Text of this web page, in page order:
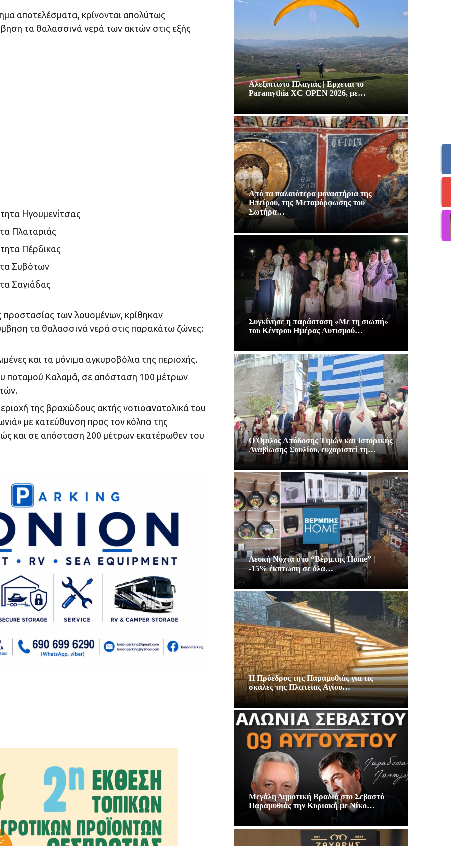
αποτελέσματα, κρίνονται απολύτως
τα θαλασσινά νερά των ακτών στις εξής
Ηγουμενίτσας
Πλαταριάς
Πέρδικας
Συβότων
Σαγιάδας
προστασίας των λουομένων, κρίθηκαν
τα θαλασσινά νερά στις παρακάτω ζώνες:
και τα μόνιμα αγκυροβόλια της περιοχής.
ποταμού Καλαμά, σε απόσταση 100 μέτρων
της βραχώδους ακτής νοτιοανατολικά του
με κατεύθυνση προς τον κόλπο της
και σε απόσταση 200 μέτρων εκατέρωθεν του
Αλεξίπτωτο Πλαγιάς | Ερχεται το
Paramythia XC OPEN 2026, με…
Από τα παλαιότερα μοναστήρια της
Ηπείρου, της Μεταμόρφωσης του
Σωτήρα…
Συγκίνησε η παράσταση «Με τη σιωπή»
του Κέντρου Ημέρας Αυτισμού…
Ο Όμιλος Απόδοσης Τιμών και Ιστορικής
Αναβίωσης Σουλίου, ευχαριστεί τη…
Λευκή Νύχτα στο “Βέρμπης Home” |
-15% έκπτωση σε όλα…
Η Πρόεδρος της Παραμυθιάς για τις
σκάλες της Πλατείας Αγίου…
Μεγάλη Δημοτική Βραδιά στο Σεβαστό
Παραμυθιάς την Κυριακή με Νίκο…